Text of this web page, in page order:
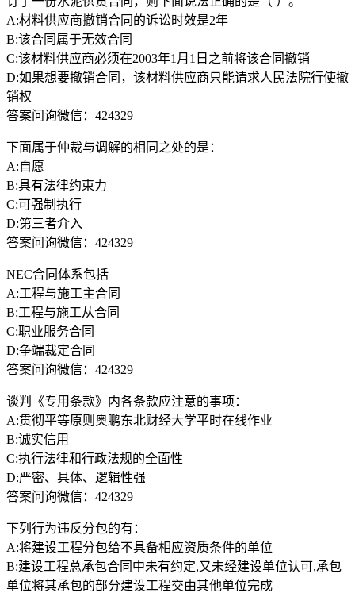
A:材料供应商撤销合同的诉讼时效是2年
B:该合同属于无效合同
C:该材料供应商必须在2003年1月1日之前将该合同撤销
D:如果想要撤销合同，该材料供应商只能请求人民法院行使撤
销权
答案问询微信：424329
下面属于仲裁与调解的相同之处的是：
A:自愿
B:具有法律约束力
C:可强制执行
D:第三者介入
答案问询微信：424329
NEC合同体系包括
A:工程与施工主合同
B:工程与施工从合同
C:职业服务合同
D:争端裁定合同
答案问询微信：424329
谈判《专用条款》内各条款应注意的事项：
A:贯彻平等原则奥鹏东北财经大学平时在线作业
B:诚实信用
C:执行法律和行政法规的全面性
D:严密、具体、逻辑性强
答案问询微信：424329
下列行为违反分包的有：
A:将建设工程分包给不具备相应资质条件的单位
B:建设工程总承包合同中未有约定,又未经建设单位认可,承包
单位将其承包的部分建设工程交由其他单位完成